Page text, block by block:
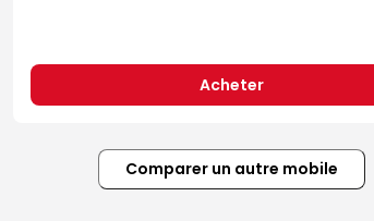
Acheter
Comparer un autre mobile